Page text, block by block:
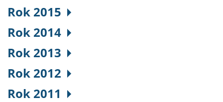
Rok 2015
Rok 2014
Rok 2013
Rok 2012
Rok 2011